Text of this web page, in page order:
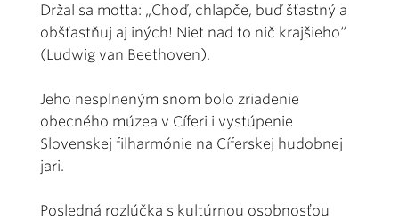
Držal sa motta: „Choď, chlapče, buď šťastný a
obšťastňuj aj iných! Niet nad to nič krajšieho“
(Ludwig van Beethoven).
Jeho nesplneným snom bolo zriadenie
obecného múzea v Cíferi i vystúpenie
Slovenskej filharmónie na Cíferskej hudobnej
jari.
Posledná rozlúčka s kultúrnou osobnosťou